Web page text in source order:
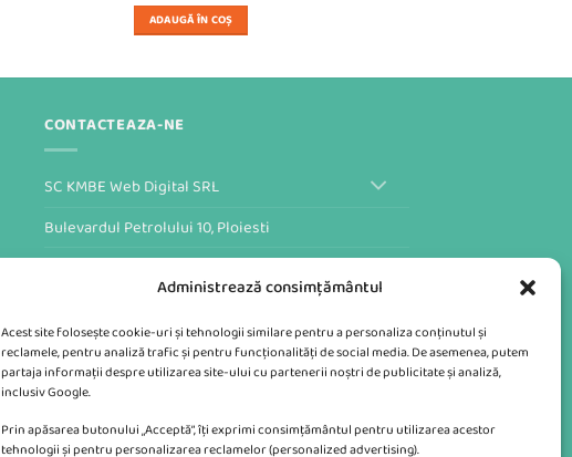
Administrează consimțământul
Acest site folosește cookie-uri și tehnologii similare pentru a personaliza conținutul și
reclamele, pentru analiză trafic și pentru funcționalități de social media. De asemenea, putem
partaja informații despre utilizarea site-ului cu partenerii noștri de publicitate și analiză,
inclusiv Google.
Prin apăsarea butonului „Acceptă”, îți exprimi consimțământul pentru utilizarea acestor
tehnologii și pentru personalizarea reclamelor (personalized advertising).
ADAUGĂ ÎN COȘ
CONTACTEAZA-NE
SC KMBE Web Digital SRL
Bulevardul Petrolului 10, Ploiesti
Formular de Contact al Magazinului